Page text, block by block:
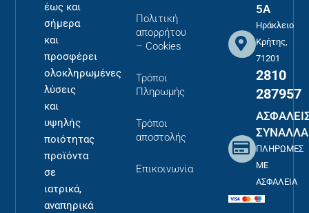
έως και
σήμερα
και
προσφέρει
ολοκληρωμένες
λύσεις
και
υψηλής
ποιότητας
προϊόντα
σε
ιατρικά,
αναπηρικά
Πολιτική
απορρήτου
– Cookies
Τρόποι
Πληρωμής
Τρόποι
αποστολής
Επικοινωνία
5Α
Ηράκλειο
Κρήτης,
71201
2810
287957
ΠΛΗΡΩΜΕΣ
ΜΕ
ΑΣΦΑΛΕΙΑ